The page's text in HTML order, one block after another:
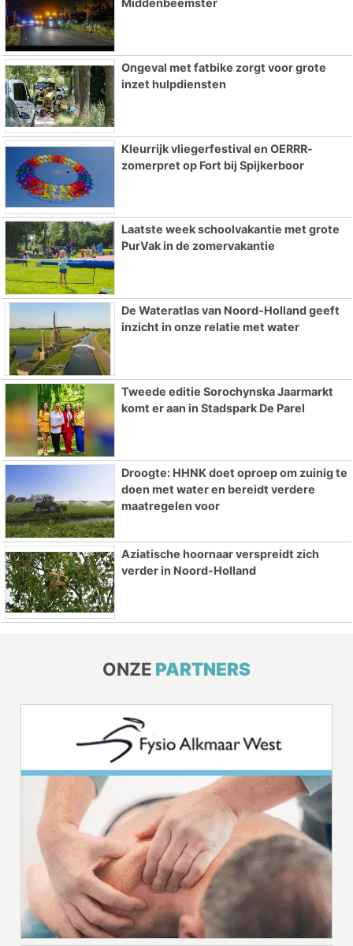
Middenbeemster
Ongeval met fatbike zorgt voor grote
inzet hulpdiensten
Kleurrijk vliegerfestival en OERRR-
zomerpret op Fort bij Spijkerboor
Laatste week schoolvakantie met grote
PurVak in de zomervakantie
De Wateratlas van Noord-Holland geeft
inzicht in onze relatie met water
Tweede editie Sorochynska Jaarmarkt
komt er aan in Stadspark De Parel
Droogte: HHNK doet oproep om zuinig te
doen met water en bereidt verdere
maatregelen voor
Aziatische hoornaar verspreidt zich
verder in Noord-Holland
ONZE PARTNERS